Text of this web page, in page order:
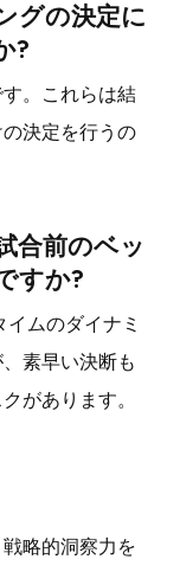
グの決定に
?
。これらは結
決定を行うの
合前のベッ
すか?
ムのダイナミ
素早い決断も
があります。
略的洞察力を